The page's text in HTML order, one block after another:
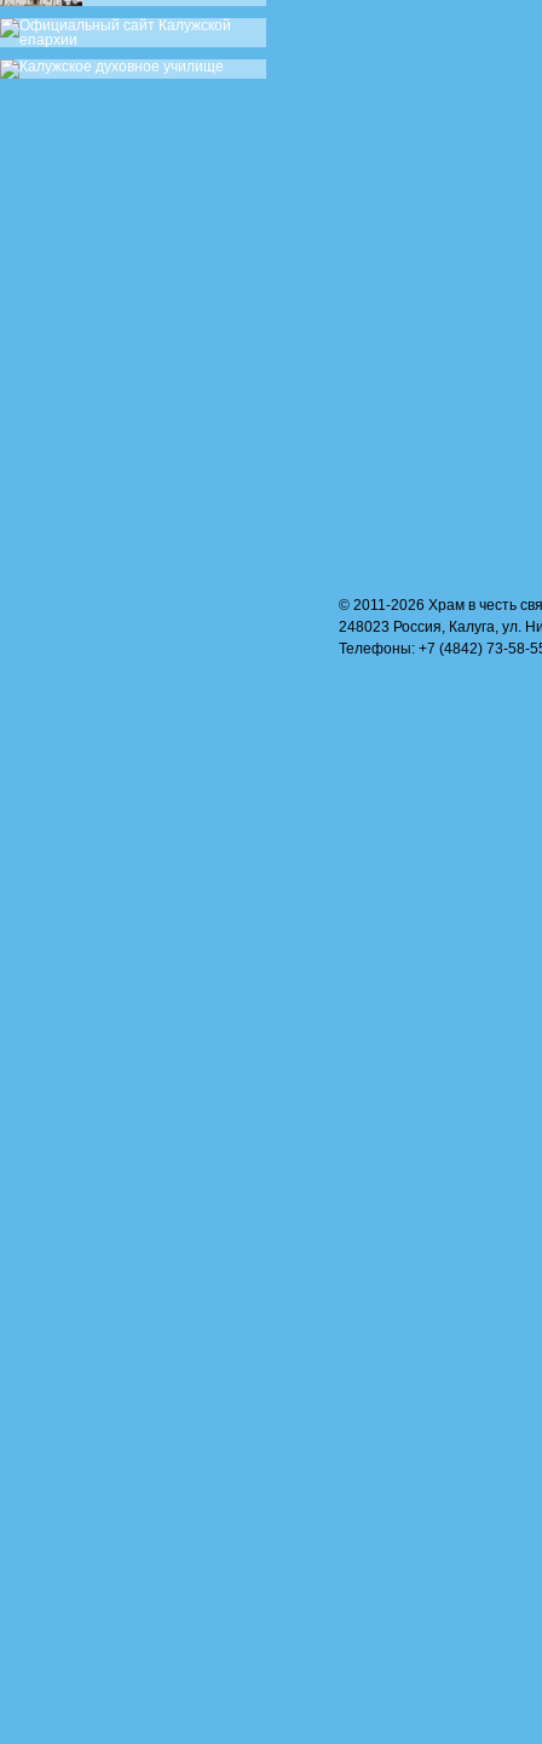
© 2011-2026 Храм в честь
248023 Россия, Калуга, ул.
Телефоны: +7 (4842) 73-58-